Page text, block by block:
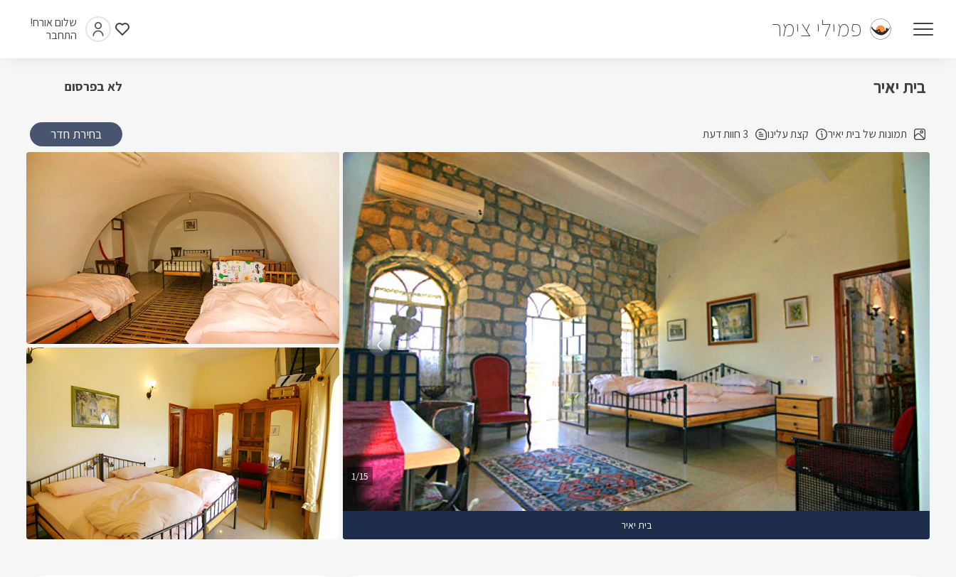
פמילי צימר
שלום אורח!
התחבר
בית יאיר
תמונות של בית יאיר קצת עלינו 3 חוות דעת
לא בפרסום
בחירת חדר
1/15
בית יאיר